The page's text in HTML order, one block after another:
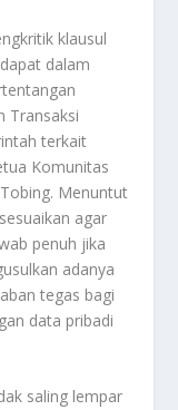
klausul
dalam
Transaksi
terkait
Komunitas
Menuntut
agar
penuh jika
adanya
tegas bagi
data pribadi
saling lempar